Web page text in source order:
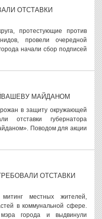
ОТСТАВКИ
протестующие против
провели очередной
начали сбор подписей
МАЙДАНОМ
в защиту окружающей
отставки губернатора
Поводом для акции
ОТСТАВКИ
местных жителей,
в коммунальной сфере.
мэра города и выдвинули